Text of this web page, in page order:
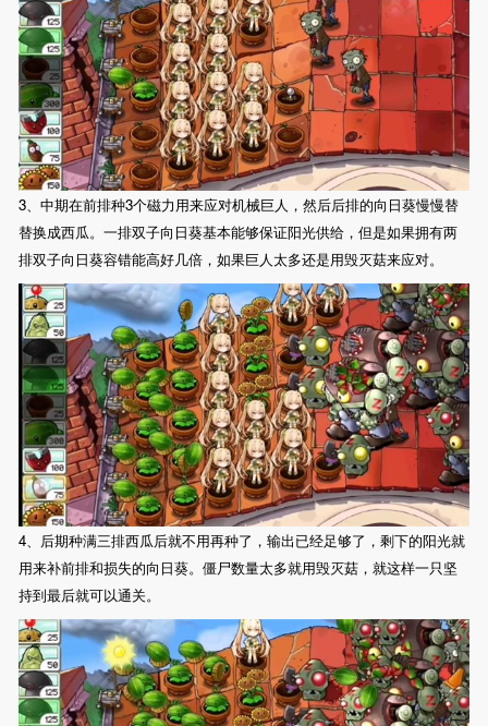
3、中期在前排种3个磁力用来应对机械巨人，然后后排的向日葵慢慢替
替换成西瓜。一排双子向日葵基本能够保证阳光供给，但是如果拥有两
排双子向日葵容错能高好几倍，如果巨人太多还是用毁灭菇来应对。
4、后期种满三排西瓜后就不用再种了，输出已经足够了，剩下的阳光就
用来补前排和损失的向日葵。僵尸数量太多就用毁灭菇，就这样一只坚
持到最后就可以通关。